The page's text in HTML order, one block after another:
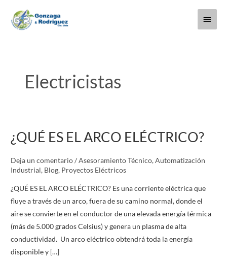
contenido
Menú
Electricistas
¿QUÉ ES EL ARCO ELÉCTRICO?
Deja un comentario/Asesoramiento Técnico,Automatización
Industrial, Blog, Proyectos Eléctricos
¿QUÉ ES EL ARCO ELÉCTRICO? Es una corriente eléctrica que
fluye a través de un arco, fuera de su camino normal, donde el
aire se convierte en el conductor de una elevada energía térmica
(más de 5.000 grados Celsius) y genera un plasma de alta
conductividad. Un arco eléctrico obtendrá toda la energía
disponible y […]
¿QUÉ
ES
EL
ARCO
ELÉCTRICO?